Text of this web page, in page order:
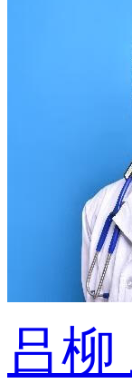
吕柳